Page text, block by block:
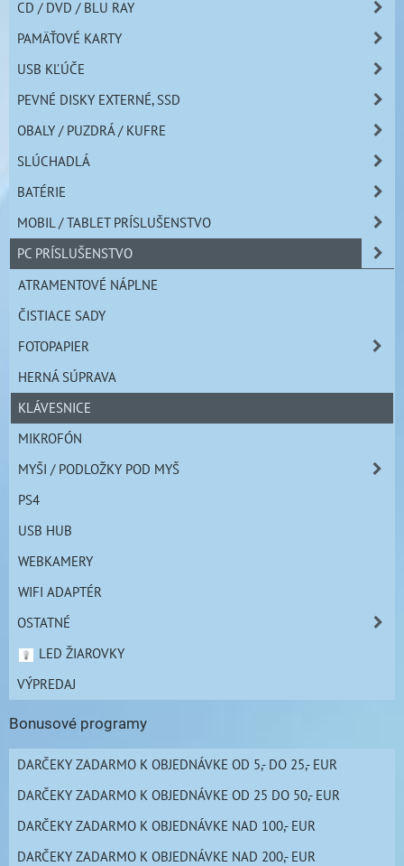
CD / DVD / BLU RAY
PAMÄŤOVÉ KARTY
USB KĽÚČE
PEVNÉ DISKY EXTERNÉ, SSD
OBALY / PUZDRÁ / KUFRE
SLÚCHADLÁ
BATÉRIE
MOBIL / TABLET PRÍSLUŠENSTVO
PC PRÍSLUŠENSTVO
ATRAMENTOVÉ NÁPLNE
ČISTIACE SADY
FOTOPAPIER
HERNÁ SÚPRAVA
KLÁVESNICE
MIKROFÓN
MYŠI / PODLOŽKY POD MYŠ
PS4
USB HUB
WEBKAMERY
WIFI ADAPTÉR
OSTATNÉ
LED ŽIAROVKY
VÝPREDAJ
Bonusové programy
DARČEKY ZADARMO K OBJEDNÁVKE OD 5,- DO 25,- EUR
DARČEKY ZADARMO K OBJEDNÁVKE OD 25 DO 50,- EUR
DARČEKY ZADARMO K OBJEDNÁVKE NAD 100,- EUR
DARČEKY ZADARMO K OBJEDNÁVKE NAD 200,- EUR